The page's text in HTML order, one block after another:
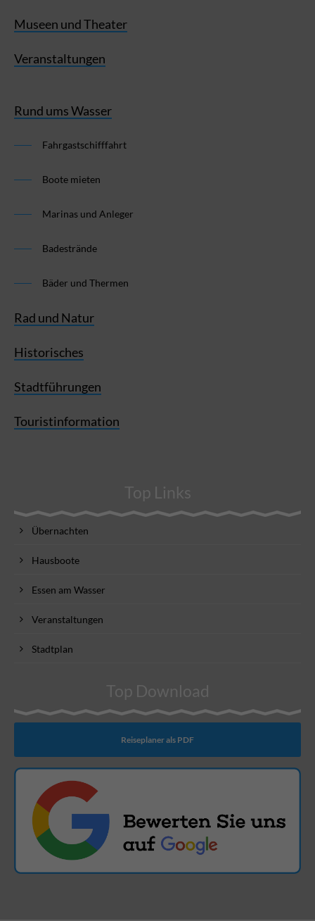
Museen und Theater
Veranstaltungen
Rund ums Wasser
Fahrgastschifffahrt
Boote mieten
Marinas und Anleger
Badestrände
Bäder und Thermen
Rad und Natur
Historisches
Stadtführungen
Touristinformation
Top Links
Übernachten
Hausboote
Essen am Wasser
Veranstaltungen
Stadtplan
Top Download
Reiseplaner als PDF